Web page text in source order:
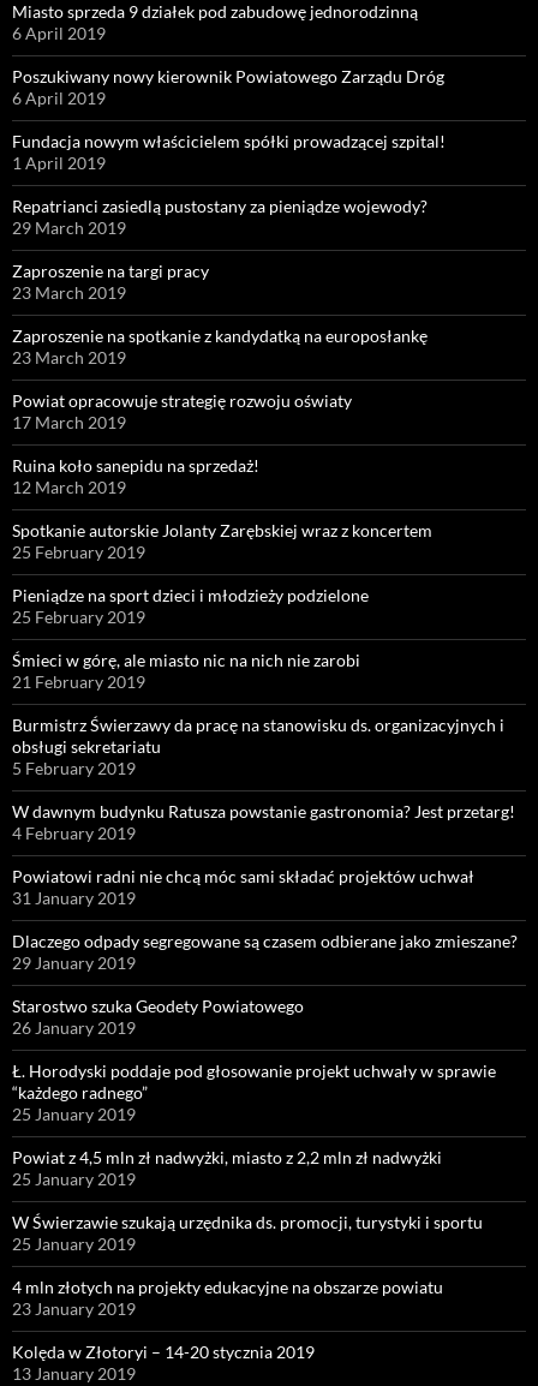
Miasto sprzeda 9 działek pod zabudowę jednorodzinną
6 April 2019
Poszukiwany nowy kierownik Powiatowego Zarządu Dróg
6 April 2019
Fundacja nowym właścicielem spółki prowadzącej szpital!
1 April 2019
Repatrianci zasiedlą pustostany za pieniądze wojewody?
29 March 2019
Zaproszenie na targi pracy
23 March 2019
Zaproszenie na spotkanie z kandydatką na europosłankę
23 March 2019
Powiat opracowuje strategię rozwoju oświaty
17 March 2019
Ruina koło sanepidu na sprzedaż!
12 March 2019
Spotkanie autorskie Jolanty Zarębskiej wraz z koncertem
25 February 2019
Pieniądze na sport dzieci i młodzieży podzielone
25 February 2019
Śmieci w górę, ale miasto nic na nich nie zarobi
21 February 2019
Burmistrz Świerzawy da pracę na stanowisku ds. organizacyjnych i
obsługi sekretariatu
5 February 2019
W dawnym budynku Ratusza powstanie gastronomia? Jest przetarg!
4 February 2019
Powiatowi radni nie chcą móc sami składać projektów uchwał
31 January 2019
Dlaczego odpady segregowane są czasem odbierane jako zmieszane?
29 January 2019
Starostwo szuka Geodety Powiatowego
26 January 2019
Ł. Horodyski poddaje pod głosowanie projekt uchwały w sprawie
“każdego radnego”
25 January 2019
Powiat z 4,5 mln zł nadwyżki, miasto z 2,2 mln zł nadwyżki
25 January 2019
W Świerzawie szukają urzędnika ds. promocji, turystyki i sportu
25 January 2019
4 mln złotych na projekty edukacyjne na obszarze powiatu
23 January 2019
Kolęda w Złotoryi – 14-20 stycznia 2019
13 January 2019